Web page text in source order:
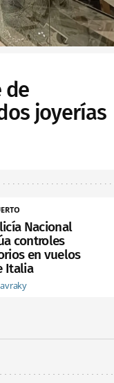
de
joyerías
Nacional
controles
en vuelos
Italia